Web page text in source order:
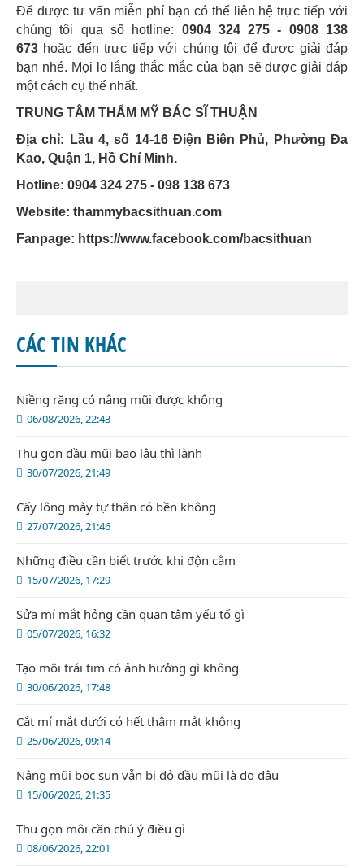
Để được tư vấn miễn phí bạn có thể liên hệ trực tiếp với
chúng tôi qua số hotline: 0904 324 275 - 0908 138
673 hoặc đến trực tiếp với chúng tôi để được giải đáp
bạn nhé. Mọi lo lắng thắc mắc của bạn sẽ được giải đáp
một cách cụ thể nhất.
TRUNG TÂM THẨM MỸ BÁC SĨ THUẬN
Địa chỉ: Lầu 4, số 14-16 Điện Biên Phủ, Phường Đa
Kao, Quận 1, Hồ Chí Minh.
Hotline: 0904 324 275 - 098 138 673
Website: thammybacsithuan.com
Fanpage: https://www.facebook.com/bacsithuan
CÁC TIN KHÁC
06/08/2026, 22:43
Niềng răng có nâng mũi được không
30/07/2026, 21:49
Thu gọn đầu mũi bao lâu thì lành
27/07/2026, 21:46
Cấy lông mày tự thân có bền không
15/07/2026, 17:29
Những điều cần biết trước khi độn cằm
05/07/2026, 16:32
Sửa mí mắt hỏng cần quan tâm yếu tố gì
30/06/2026, 17:48
Tạo môi trái tim có ảnh hưởng gì không
25/06/2026, 09:14
Cắt mí mắt dưới có hết thâm mắt không
15/06/2026, 21:35
Nâng mũi bọc sụn vẫn bị đỏ đầu mũi là do đâu
08/06/2026, 22:01
Thu gọn môi cần chú ý điều gì